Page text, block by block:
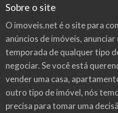
Sobre o site
O imoveis.net é o site para
anúncios de imóveis,
temporada de qualquer tipo
negociar. Se você está
vender uma casa,
outro tipo de imóvel, nós
precisa para tomar uma